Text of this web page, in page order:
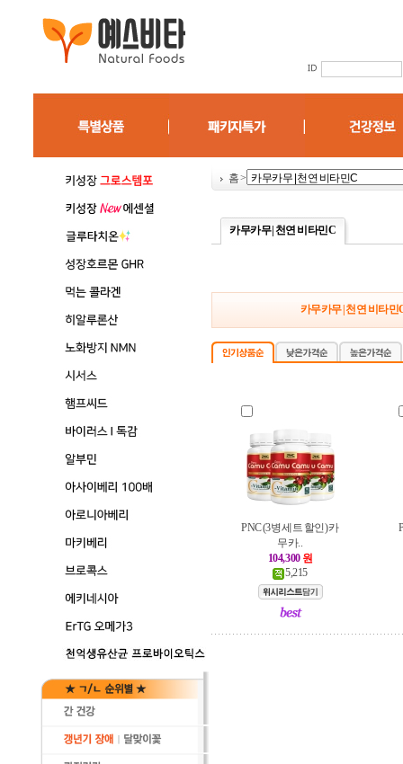
홈>
카무카무 | 천연 비타민C
카무카무 | 천연 비타민
PNC (3병 세트 할인) 카
무카..
104,300 원
5,215